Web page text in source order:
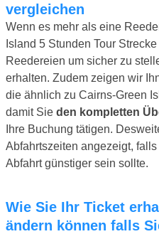
vergleichen
Wenn es mehr als eine
Island 5 Stunden Tour
Reedereien um sicher zu
erhalten. Zudem zeigen wir
die ähnlich zu Cairns-Green
damit Sie den kompletten
Ihre Buchung tätigen.
Abfahrtszeiten angezeigt,
Abfahrt günstiger sein sollte.
Wie Sie Ihr Ticket erhalten und wie Sie etwas
ändern können falls